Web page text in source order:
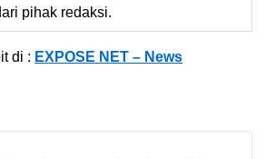
pihak redaksi.
di : EXPOSE NET – News